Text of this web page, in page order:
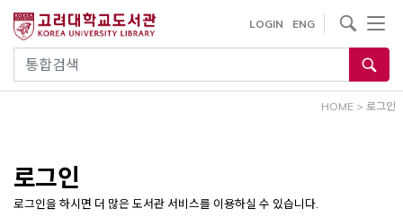
건
통합검색
LOGIN ENG
사이트내 검색
HOME > 로그인
로그인
로그인을 하시면 더 많은 도서관 서비스를 이용하실 수 있습니다.